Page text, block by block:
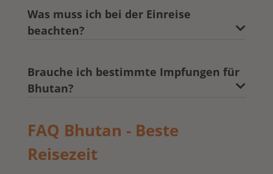
Was muss ich bei der Einreise
beachten?
Brauche ich bestimmte Impfungen für
Bhutan?
FAQ Bhutan - Beste
Reisezeit